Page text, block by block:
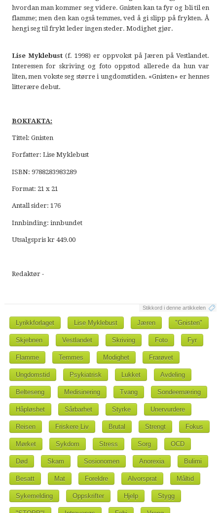
hvordan man kommer seg videre. Gnisten kan ta fyr og bli til en
flamme; men den kan også temmes, ved å gi slipp på frykten. Å
hengi seg til frykt leder ingen steder. Modighet gjør.
Lise Myklebust(f. 1998) er oppvokst på Jæren på Vestlandet.
Interessen for skriving og foto oppstod allerede da hun var
liten, men vokste seg større i ungdomstiden. «Gnisten» er hennes
litterære debut.
BOKFAKTA:
Tittel: Gnisten
Forfatter: Lise Myklebust
ISBN: 9788283983289
Format: 21 x 21
Antall sider: 176
Innbinding: innbundet
Utsalgspris kr 449.00
Redaktør -
Stikkord i denne artikkelen
Lyrikkforlaget Lise Myklebust Jæren "Gnisten"
Skjebnen Vestlandet Skriving Foto Fyr
Flamme Temmes Modighet Frarøvet
Ungdomstid Psykiatrisk Lukket Avdeling
Belteseng Medisinering Tvang Sondeernæring
Håpløshet Sårbarhet Styrke Unervurdere
Reisen Friskere Liv Brutal Strengt Fokus
Mørket Sykdom Stress Sorg OCD
Død Skam Sosionomen Anorexia Bulimi
Besatt Mat Foreldre Alvorsprat Måltid
Sykemelding Oppskrifter Hjelp Stygg